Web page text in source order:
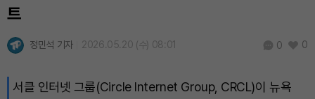
XRP (XRP) ₩1,491 (-2.31%)
트
정민석 기자 2026.05.20 (수) 08:01 0 0
서클 인터넷 그룹(Circle Internet Group, CRCL)이 뉴욕